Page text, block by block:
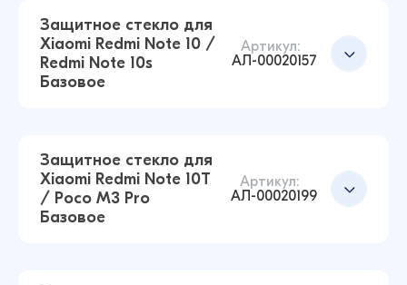
12 ₽16 ₽
Защитное стекло для Xiaomi Mi Play Базовое
Защитное стекло для Xiaomi Mi 11 Lite
Базовое (Черный)
Защитное стекло для
Xiaomi Redmi Note 10 /
Redmi Note 10s
Базовое
Артикул:
АЛ-00020157
Защитное стекло для
Xiaomi Redmi Note 10T
/ Poco M3 Pro
Базовое
Артикул:
АЛ-00020199